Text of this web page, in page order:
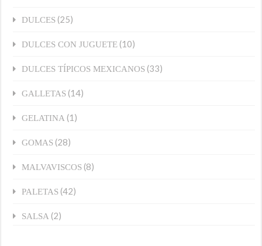
DULCES (25)
DULCES CON JUGUETE (10)
DULCES TÍPICOS MEXICANOS (33)
GALLETAS (14)
GELATINA (1)
GOMAS (28)
MALVAVISCOS (8)
PALETAS (42)
SALSA (2)